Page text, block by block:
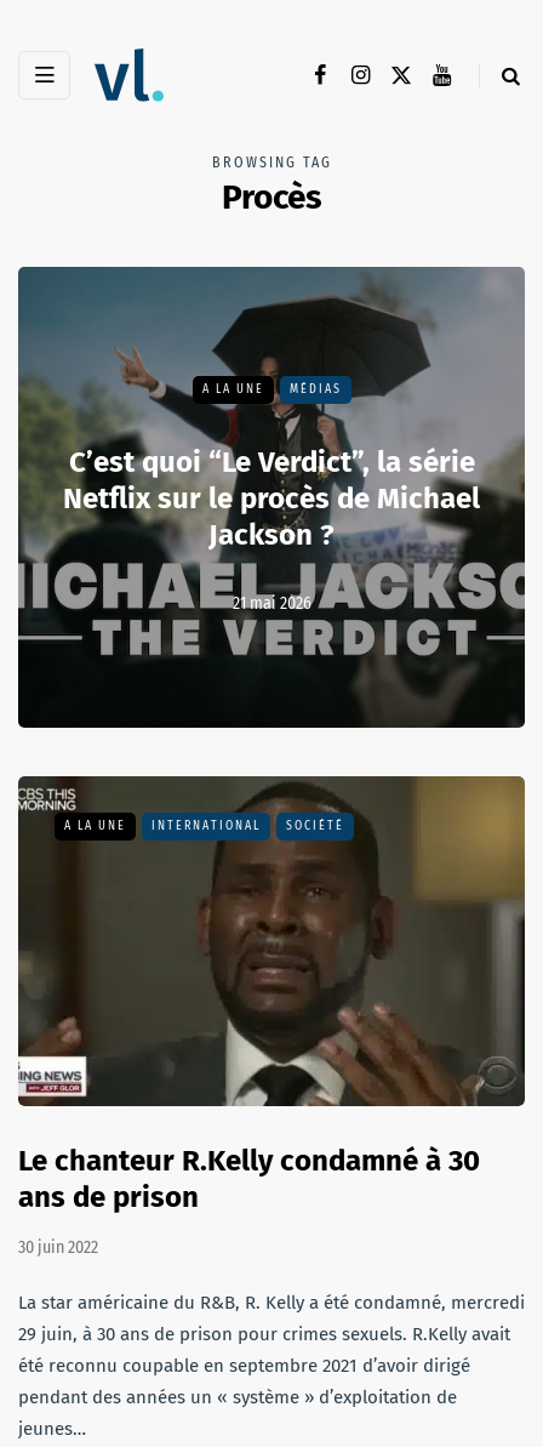
BROWSING TAG
Procès
A LA UNE MÉDIAS
C’est quoi “Le Verdict”, la série
Netflix sur le procès de Michael
Jackson ?
21 mai 2026
A LA UNE INTERNATIONAL SOCIÉTÉ
Le chanteur R.Kelly condamné à 30
ans de prison
30 juin 2022
La star américaine du R&B, R. Kelly a été condamné, mercredi
29 juin, à 30 ans de prison pour crimes sexuels. R.Kelly avait
été reconnu coupable en septembre 2021 d’avoir dirigé
pendant des années un « système » d’exploitation de
jeunes…